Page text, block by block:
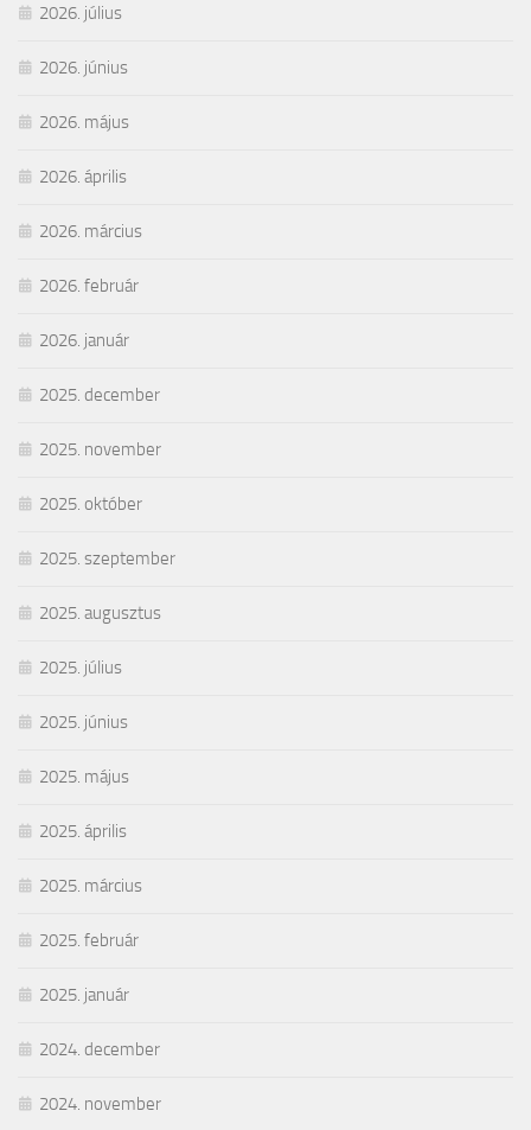
2026. július
2026. június
2026. május
2026. április
2026. március
2026. február
2026. január
2025. december
2025. november
2025. október
2025. szeptember
2025. augusztus
2025. július
2025. június
2025. május
2025. április
2025. március
2025. február
2025. január
2024. december
2024. november